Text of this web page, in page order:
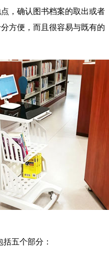
，确认图书档案的取出或者
方便，而且很容易与既有的
括五个部分：